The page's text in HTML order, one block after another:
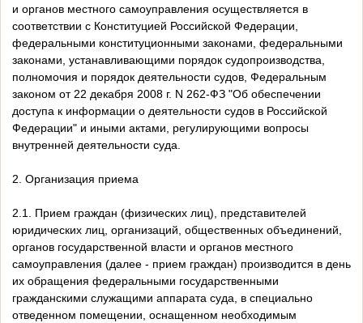
и органов местного самоуправления осуществляется в
соответствии с Конституцией Российской Федерации,
федеральными конституционными законами, федеральными
законами, устанавливающими порядок судопроизводства,
полномочия и порядок деятельности судов, Федеральным
законом от 22 декабря 2008 г. N 262-ФЗ "Об обеспечении
доступа к информации о деятельности судов в Российской
Федерации" и иными актами, регулирующими вопросы
внутренней деятельности суда.
2. Организация приема
2.1. Прием граждан (физических лиц), представителей
юридических лиц, организаций, общественных объединений,
органов государственной власти и органов местного
самоуправления (далее - прием граждан) производится в день
их обращения федеральными государственными
гражданскими служащими аппарата суда, в специально
отведенном помещении, оснащенном необходимым